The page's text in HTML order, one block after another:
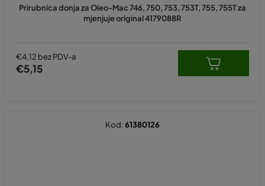
Prirubnica donja za Oleo-Mac 746, 750, 753, 753T, 755, 755T za
mjenjuje original 4179088R
proizvoda
je
€4,12 bez PDV-a
€5,15
Kod:61380126